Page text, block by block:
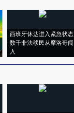
西班牙休达进入紧急状态
数千非法移民从摩洛哥闯
入